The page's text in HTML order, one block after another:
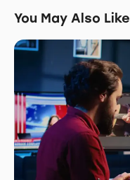
You May Also Like